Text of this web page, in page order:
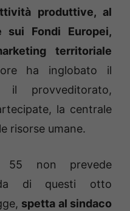
produttive, al
sui Fondi Europei,
territoriale
ha inglobato il
provveditorato,
la centrale
risorse umane.
55 non prevede
di questi otto
spetta al sindaco